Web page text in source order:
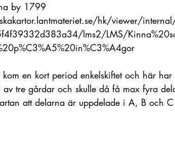
by 1799
hk/viewer/
lms2/LMS/
kom en kort period enkelskiftet och här
av tre gårdar och skulle då få max fyra
att delarna är uppdelade i A, B och